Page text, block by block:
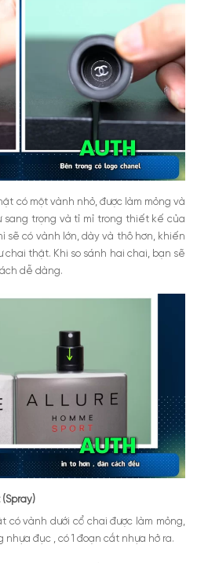
có một vành nhỏ, được làm mỏng và
trọng và tỉ mỉ trong thiết kế của
sẽ có vành lớn, dày và thô hơn, khiến
thật. Khi so sánh hai chai, bạn sẽ
dễ dàng.
có vành dưới cổ chai được làm mỏng,
đục , có 1 đoạn cắt nhựa hở ra.